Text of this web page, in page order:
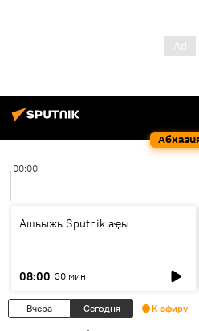
00:00
Ашьыжь Sputnik аҿы
08:00 30 мин
Вчера Сегодня К эфиру